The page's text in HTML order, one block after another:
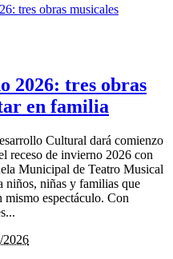
2026: tres obras
en familia
Cultural dará comienzo
receso de invierno 2026 con
Municipal de Teatro Musical
niños, niñas y familias que
mismo espectáculo. Con
2026